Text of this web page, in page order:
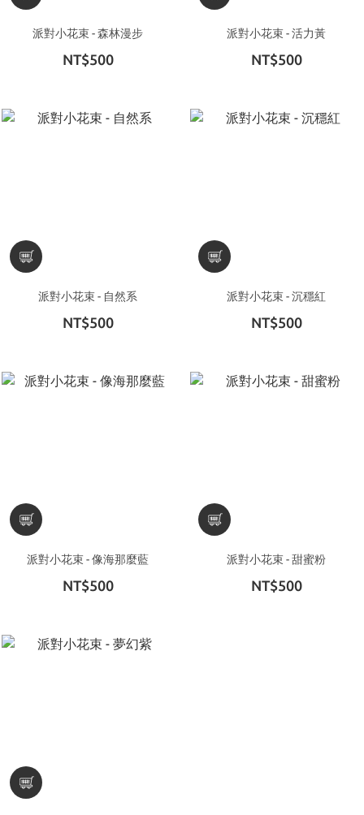
派對小花束 - 森林漫步
NT$500
派對小花束 - 活力黃
NT$500
派對小花束 - 自然系
NT$500
派對小花束 - 沉穩紅
NT$500
派對小花束 - 像海那麼藍
NT$500
派對小花束 - 甜蜜粉
NT$500